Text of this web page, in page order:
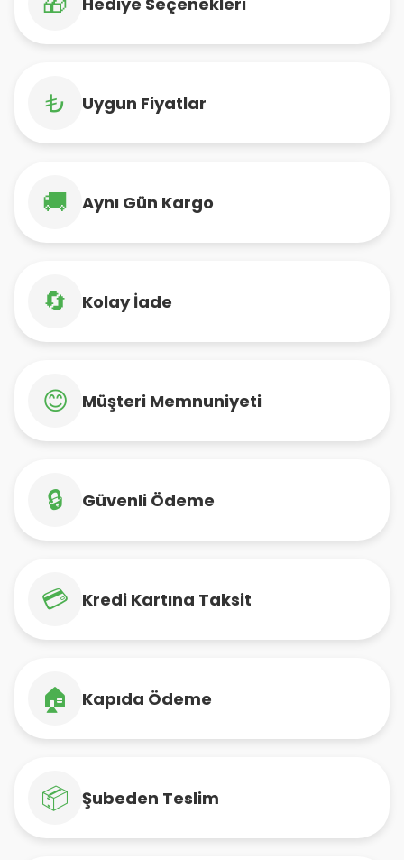
₺ Uygun Fiyatlar
🚚 Aynı Gün Kargo
🔄 Kolay İade
😊 Müşteri Memnuniyeti
🔒 Güvenli Ödeme
💳 Kredi Kartına Taksit
🏠 Kapıda Ödeme
📦 Şubeden Teslim